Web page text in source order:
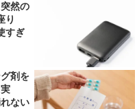
然の
り
すぎ
剤を
ない